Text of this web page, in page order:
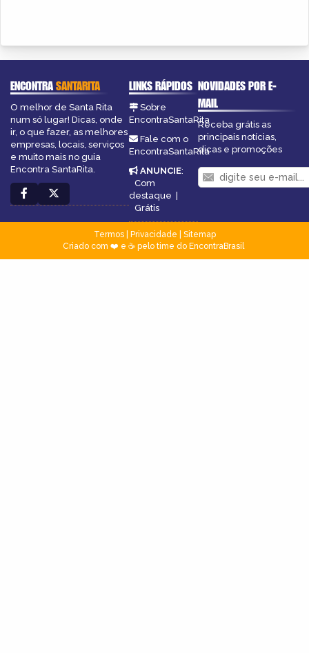
ENCONTRASANTARITA
O melhor de Santa Rita
num só lugar! Dicas, onde
ir, o que fazer, as melhores
empresas, locais, serviços
e muito mais no guia
Encontra SantaRita.
LINKS RÁPIDOS
Sobre
EncontraSantaRita
Fale com o
EncontraSantaRita
ANUNCIE:
Com
destaque |
Grátis
NOVIDADES POR E-
MAIL
Receba grátis as
principais notícias,
dicas e promoções
Termos| Privacidade
Sitemap
Criado com ❤️ e ☕ pelo time do EncontraBrasil